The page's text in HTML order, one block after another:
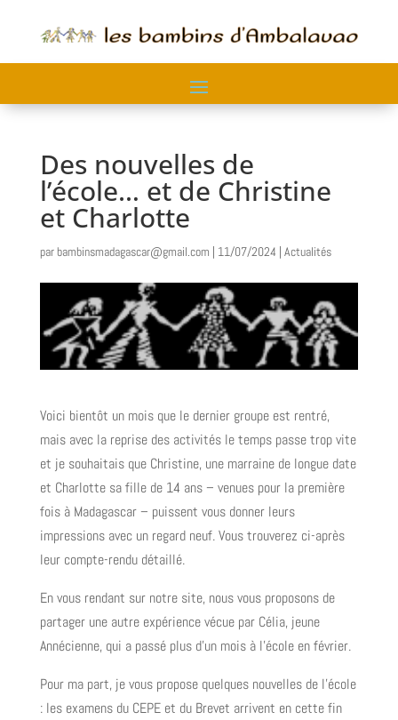
Des nouvelles de
l’école… et de Christine
et Charlotte
parbambinsmadagascar@gmail.com | 11/07/2024 | Actualités
Voici bientôt un mois que le dernier groupe est rentré,
mais avec la reprise des activités le temps passe trop vite
et je souhaitais que Christine, une marraine de longue date
et Charlotte sa fille de 14 ans – venues pour la première
fois à Madagascar – puissent vous donner leurs
impressions avec un regard neuf. Vous trouverez ci-après
leur compte-rendu détaillé.
En vous rendant sur notre site, nous vous proposons de
partager une autre expérience vécue par Célia, jeune
Annécienne, qui a passé plus d’un mois à l’école en février.
Pour ma part, je vous propose quelques nouvelles de l’école
: les examens du CEPE et du Brevet arrivent en cette fin